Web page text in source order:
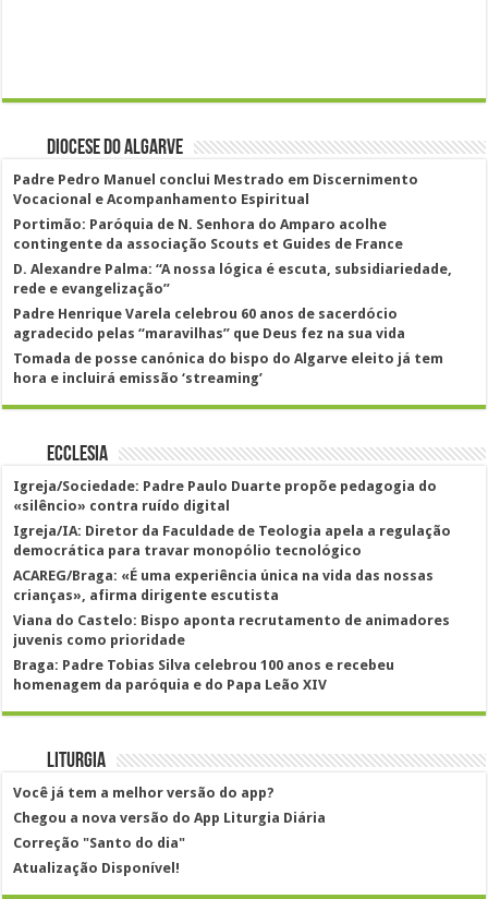
Diocese do Algarve
Padre Pedro Manuel conclui Mestrado em Discernimento
Vocacional e Acompanhamento Espiritual
Portimão: Paróquia de N. Senhora do Amparo acolhe
contingente da associação Scouts et Guides de France
D. Alexandre Palma: “A nossa lógica é escuta, subsidiariedade,
rede e evangelização”
Padre Henrique Varela celebrou 60 anos de sacerdócio
agradecido pelas “maravilhas” que Deus fez na sua vida
Tomada de posse canónica do bispo do Algarve eleito já tem
hora e incluirá emissão ‘streaming’
Ecclesia
Igreja/Sociedade: Padre Paulo Duarte propõe pedagogia do
«silêncio» contra ruído digital
Igreja/IA: Diretor da Faculdade de Teologia apela a regulação
democrática para travar monopólio tecnológico
ACAREG/Braga: «É uma experiência única na vida das nossas
crianças», afirma dirigente escutista
Viana do Castelo: Bispo aponta recrutamento de animadores
juvenis como prioridade
Braga: Padre Tobias Silva celebrou 100 anos e recebeu
homenagem da paróquia e do Papa Leão XIV
Liturgia
Você já tem a melhor versão do app?
Chegou a nova versão do App Liturgia Diária
Correção "Santo do dia"
Atualização Disponível!